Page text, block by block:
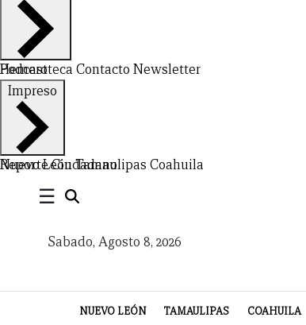
Hemeroteca Contacto Newsletter
Podcast
Impreso
Nuevo LeónTamaulipas Coahuila
Reporte Ciudadano
☰
Sabado, Agosto 8, 2026
NUEVO LEÓN TAMAULIPAS COAHUILA
VIDA